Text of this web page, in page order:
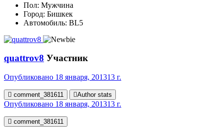
Пол: Мужчина
Город: Бишкек
Автомобиль: BL5
quattrov8 Участник
Опубликовано 18 января, 201313 г.
comment_381611 Author stats
Опубликовано 18 января, 201313 г.
comment_381611